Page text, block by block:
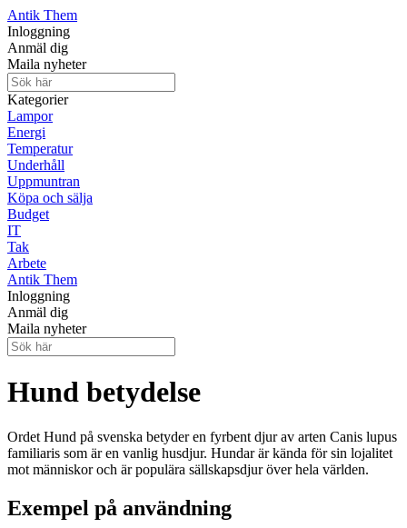
Antik Them
Inloggning
Anmäl dig
Maila nyheter
Kategorier
Lampor
Energi
Temperatur
Underhåll
Uppmuntran
Köpa och sälja
Budget
IT
Tak
Arbete
Antik Them
Inloggning
Anmäl dig
Maila nyheter
Hund betydelse
Ordet Hund på svenska betyder en fyrbent djur av arten Canis lupus
familiaris som är en vanlig husdjur. Hundar är kända för sin lojalitet
mot människor och är populära sällskapsdjur över hela världen.
Exempel på användning